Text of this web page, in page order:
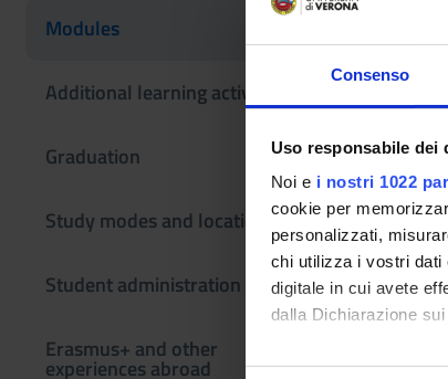
Consenso
Uso responsabile dei
Noi e i nostri 1022
cookie per
personalizzati,
chi utilizza i vostri dati
digitale in cui avete
dalla Dichiarazione
Con il tuo consenso,
Modules
Additional learning activities
Graduation
Study modes and locations
Student administration
Erasmus+ and other
experiences abroad
Teaching code
4S004564
Scientific
- - -